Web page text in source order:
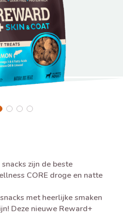
zijn de beste
CORE droge en natte
met heerlijke smaken
Deze nieuwe Reward+